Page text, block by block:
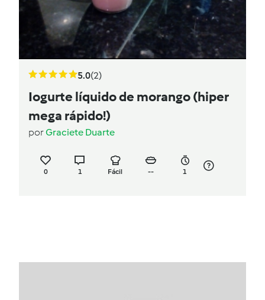
5.0(2)
Iogurte líquido de morango (hiper
mega rápido!)
porGraciete Duarte
0 1 Fácil -- 1